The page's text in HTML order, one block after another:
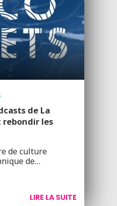
de La
les
de culture
de…
LIRE LA SUITE